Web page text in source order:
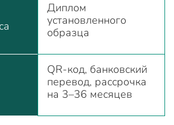
Диплом
установленного
образца
QR-код, банковский
перевод, рассрочка
на 3–36 месяцев